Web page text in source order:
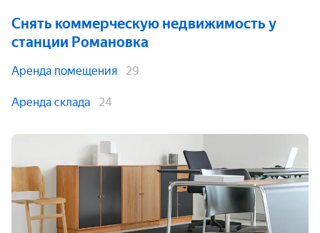
Снять коммерческую недвижимость у
станции Романовка
Аренда помещения 29
Аренда склада 24